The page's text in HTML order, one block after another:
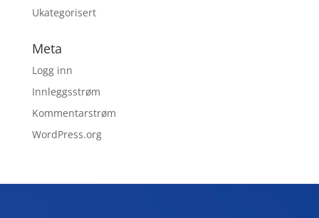
Ukategorisert
Meta
Logg inn
Innleggsstrøm
Kommentarstrøm
WordPress.org